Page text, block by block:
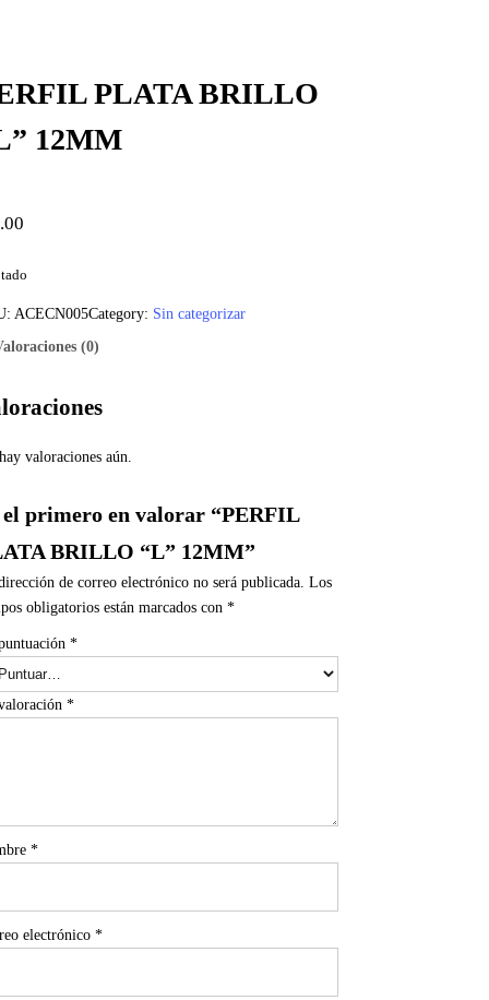
PLATA BRILLO
12MM
ACECN005Category: Sin categorizar
(0)
valoraciones aún.
el primero en valorar “PERFIL
BRILLO “L” 12MM”
de correo electrónico no será publicada. Los
obligatorios están marcados con *
*
*
*
electrónico *